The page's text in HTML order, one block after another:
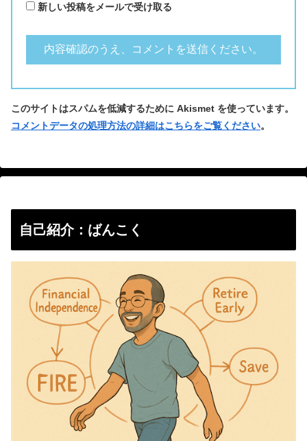
新しい投稿をメールで受け取る
このサイトはスパムを低減するために Akismet を使っています。
コメントデータの処理方法の詳細はこちらをご覧ください。
自己紹介：ばんこく